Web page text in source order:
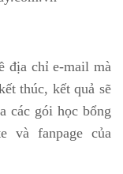
địa chỉ e-mail mà
thúc, kết quả sẽ
các gói học bổng
và fanpage của